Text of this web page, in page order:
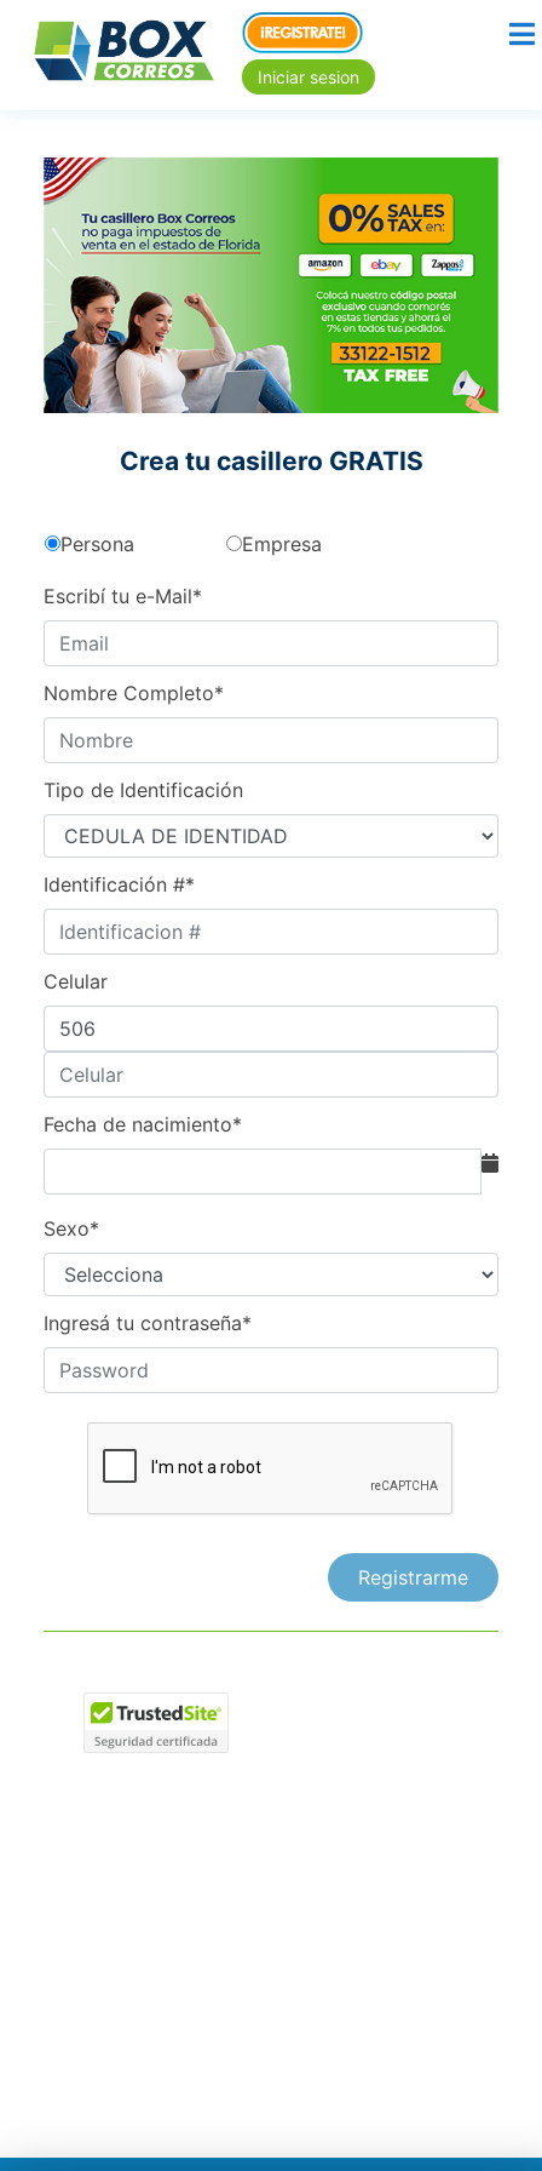
Iniciar sesion
Crea tu casillero GRATIS
Persona Empresa
Escribí tu e-Mail*
Nombre Completo*
Tipo de Identificación
Identificación #*
Celular
Fecha de nacimiento*
Sexo*
Ingresá tu contraseña*